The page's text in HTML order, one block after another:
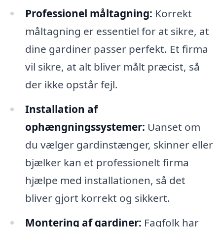
Professionel måltagning: Korrekt
måltagning er essentiel for at sikre, at
dine gardiner passer perfekt. Et firma
vil sikre, at alt bliver målt præcist, så
der ikke opstår fejl.
Installation af
ophængningssystemer: Uanset om
du vælger gardinstænger, skinner eller
bjælker kan et professionelt firma
hjælpe med installationen, så det
bliver gjort korrekt og sikkert.
Montering af gardiner: Fagfolk har